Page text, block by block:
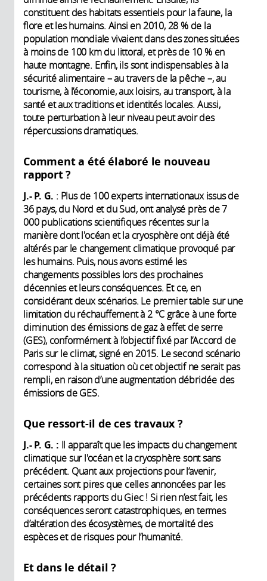
constituent des habitats essentiels pour la faune, la
flore et les humains. Ainsi en 2010, 28 % de la
population mondiale vivaient dans des zones situées
à moins de 100 km du littoral, et près de 10 % en
haute montagne. Enfin, ils sont indispensables à la
sécurité alimentaire – au travers de la pêche –, au
tourisme, à l’économie, aux loisirs, au transport, à la
santé et aux traditions et identités locales. Aussi,
toute perturbation à leur niveau peut avoir des
répercussions dramatiques.
Comment a été élaboré le nouveau
rapport ?
J.- P. G. : Plus de 100 experts internationaux issus de
36 pays, du Nord et du Sud, ont analysé près de 7
000 publications scientifiques récentes sur la
manière dont l'océan et la cryosphère ont déjà été
altérés par le changement climatique provoqué par
les humains. Puis, nous avons estimé les
changements possibles lors des prochaines
décennies et leurs conséquences. Et ce, en
considérant deux scénarios. Le premier table sur une
limitation du réchauffement à 2 °C grâce à une forte
diminution des émissions de gaz à effet de serre
(GES), conformément à l’objectif fixé par l’Accord de
Paris sur le climat, signé en 2015. Le second scénario
correspond à la situation où cet objectif ne serait pas
rempli, en raison d’une augmentation débridée des
émissions de GES.
Que ressort-il de ces travaux ?
J.- P. G. : Il apparaît que les impacts du changement
climatique sur l'océan et la cryosphère sont sans
précédent. Quant aux projections pour l’avenir,
certaines sont pires que celles annoncées par les
précédents rapports du Giec ! Si rien n’est fait, les
conséquences seront catastrophiques, en termes
d’altération des écosystèmes, de mortalité des
espèces et de risques pour l’humanité.
Et dans le détail ?